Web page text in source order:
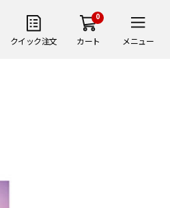
クイック注文
0
カート メニュー